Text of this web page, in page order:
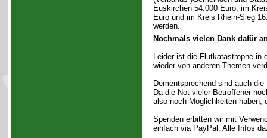
Euskirchen 54.000 Euro, im
Euro und im Kreis Rhein-Sieg
werden.
Nochmals vielen Dank dafür
Leider ist die Flutkatastrophe in
wieder von anderen Themen
Dementsprechend sind auch
Da die Not vieler Betroffener
also noch Möglichkeiten haben,
Spenden erbitten wir mit
einfach via PayPal. Alle Infos